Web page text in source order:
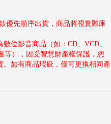
優先順序出貨，商品將視實際庫
數位影音商品（如：CD、VCD、
等），因受智慧財產權保護，恕
。如有商品瑕疵，僅可更換相同產